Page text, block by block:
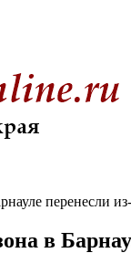
перенесли
в